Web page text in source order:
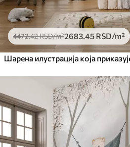
4472.42RSD/m²2683 .45 RSD/m²